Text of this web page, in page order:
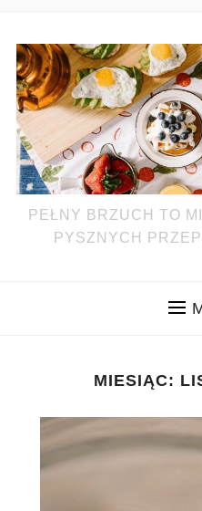
PEŁNY BRZUCH TO
PYSZNYCH
MIESIĄC: